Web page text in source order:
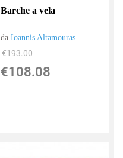
Barche a vela
daIoannis Altamouras
€193.00
€108.08